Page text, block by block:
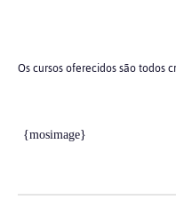
Os cursos oferecidos são todos
{mosimage}